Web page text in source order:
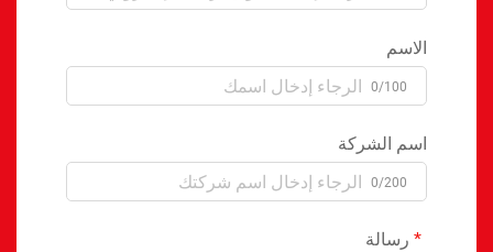
الاسم
0/100
اسم الشركة
0/200
رسالة